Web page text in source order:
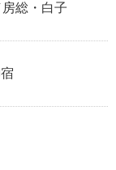
総・白子